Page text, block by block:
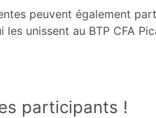
peuvent également
unissent au BTP CFA
participants !